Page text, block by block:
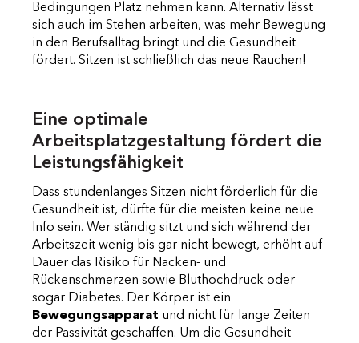
Bedingungen Platz nehmen kann. Alternativ lässt
sich auch im Stehen arbeiten, was mehr Bewegung
in den Berufsalltag bringt und die Gesundheit
fördert. Sitzen ist schließlich das neue Rauchen!
Eine optimale
Arbeitsplatzgestaltung fördert die
Leistungsfähigkeit
Dass stundenlanges Sitzen nicht förderlich für die
Gesundheit ist, dürfte für die meisten keine neue
Info sein. Wer ständig sitzt und sich während der
Arbeitszeit wenig bis gar nicht bewegt, erhöht auf
Dauer das Risiko für Nacken- und
Rückenschmerzen sowie Bluthochdruck oder
sogar Diabetes. Der Körper ist ein
Bewegungsapparat und nicht für lange Zeiten
der Passivität geschaffen. Um die Gesundheit